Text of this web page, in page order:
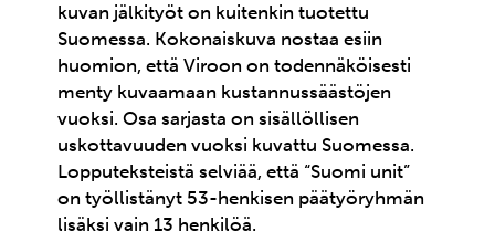
kuvan jälkityöt on kuitenkin tuotettu
Suomessa. Kokonaiskuva nostaa esiin
huomion, että Viroon on todennäköisesti
menty kuvaamaan kustannussäästöjen
vuoksi. Osa sarjasta on sisällöllisen
uskottavuuden vuoksi kuvattu Suomessa.
Lopputeksteistä selviää, että “Suomi unit”
on työllistänyt 53-henkisen päätyöryhmän
lisäksi vain 13 henkilöä.